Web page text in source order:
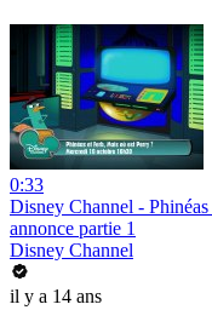
0:33
Disney Channel -
annonce partie 1
Disney Channel
il y a 14 ans